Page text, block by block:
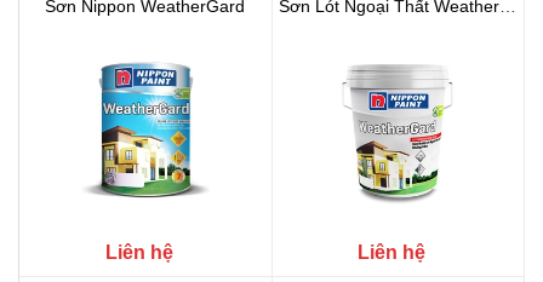
Sơn Nippon WeatherGard
Liên hệ
Sơn Lót Ngoại Thất WeatherGard S...
Liên hệ